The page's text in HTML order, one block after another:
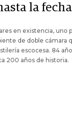
la fecha
en existencia, uno
de doble cámara
escocesa. 84
200 años de historia.